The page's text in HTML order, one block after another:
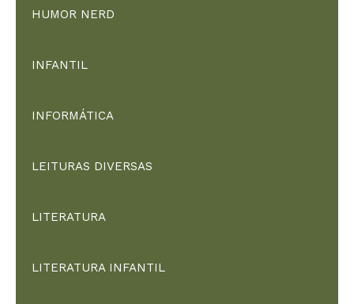
HUMOR NERD
INFANTIL
INFORMÁTICA
LEITURAS DIVERSAS
LITERATURA
LITERATURA INFANTIL